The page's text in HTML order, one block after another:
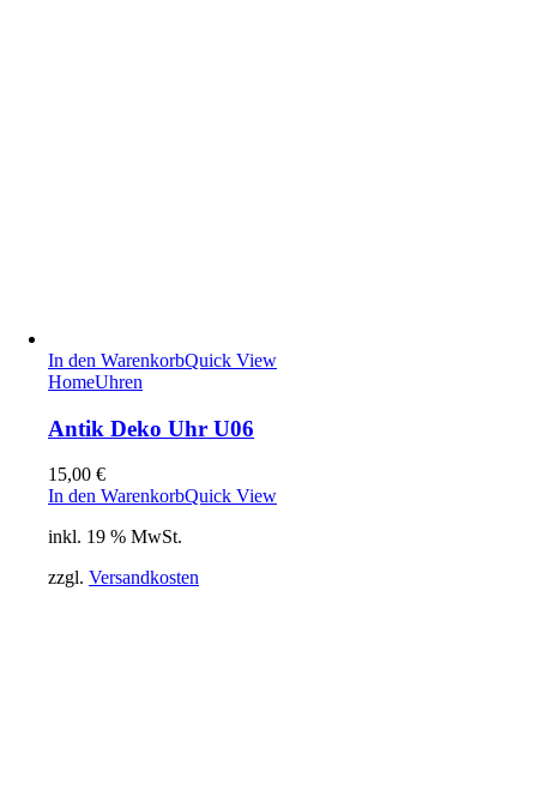
In den WarenkorbQuick View
HomeUhren
Antik Deko Uhr U06
15,00 €
In den WarenkorbQuick View
inkl. 19 % MwSt.
zzgl. Versandkosten